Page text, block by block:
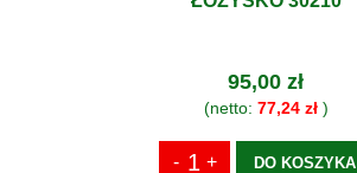
95,00 zł
(netto: 77,24 zł)
DO KOSZYKA